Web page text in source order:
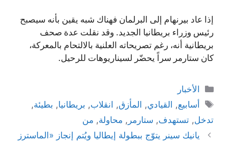
إذا عاد بيرنهام إلى البرلمان فهناك شبه يقين بأنه سيصبح
رئيس وزراء بريطانيا الجديد. وقد نقلت عدة صحف
بريطانية أنه، رغم تصريحاته العلنية بالالتحام بالمعركة،
كان ستارمر سراً يحضّر لسيناريوهات للرحيل.
التصنيفات
الأخبار
الوسوم
أسابيع, القيادي, المأزق, انقلاب, بريطانيا, بطيئة,
تدخل, تستهدف, ستارمر , محاولة, من
يانيك سينر يتوّج ببطولة إيطاليا ويُتم إنجاز «الماسترز